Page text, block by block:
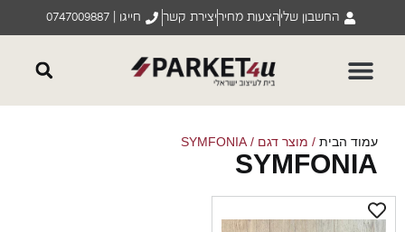
החשבון שליהצעות מחיריצירת קשר חייגו | 0747009887
הבית/ מוצר דגם / SYMFONIA